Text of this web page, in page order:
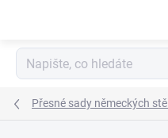
Přesné sady německých